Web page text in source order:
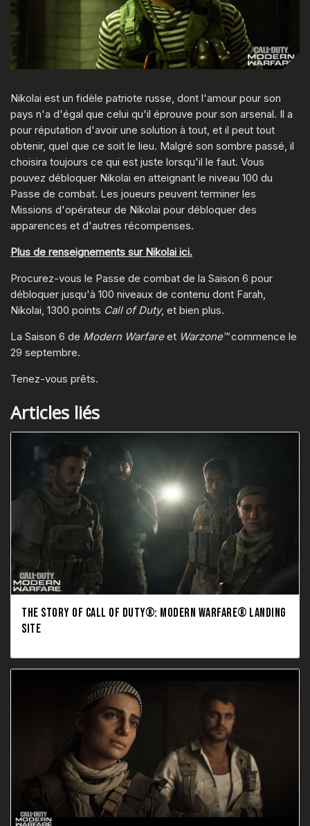
Nikolai est un fidèle patriote russe, dont l'amour pour son
pays n'a d'égal que celui qu'il éprouve pour son arsenal. Il a
pour réputation d'avoir une solution à tout, et il peut tout
obtenir, quel que ce soit le lieu. Malgré son sombre passé, il
choisira toujours ce qui est juste lorsqu'il le faut. Vous
pouvez débloquer Nikolai en atteignant le niveau 100 du
Passe de combat. Les joueurs peuvent terminer les
Missions d'opérateur de Nikolai pour débloquer des
apparences et d'autres récompenses.
Plus de renseignements sur Nikolai ici.
Procurez-vous le Passe de combat de la Saison 6 pour
débloquer jusqu'à 100 niveaux de contenu dont Farah,
Nikolai, 1300 points Call of Duty, et bien plus.
La Saison 6 de Modern Warfareet Warzone™commence le
29 septembre.
Tenez-vous prêts.
Articles liés
THE STORY OF CALL OF DUTY®: MODERN WARFARE® LANDING
SITE